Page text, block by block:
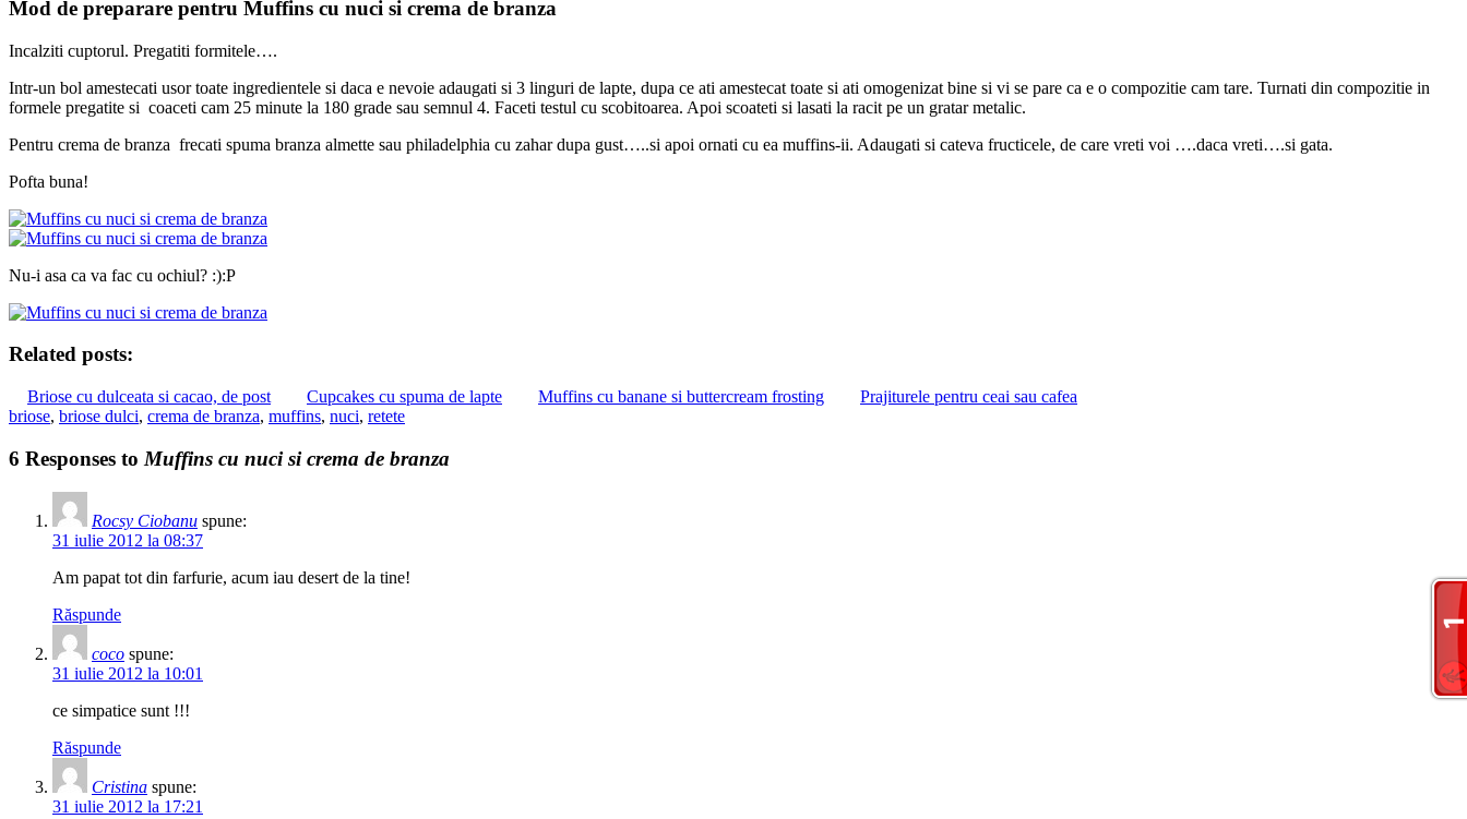
Mod de preparare pentru Muffins cu nuci si crema de branza
Incalziti cuptorul. Pregatiti formitele….
Intr-un bol amestecati usor toate ingredientele si daca e nevoie adaugati si 3 linguri de lapte, dupa ce ati amestecat toate si ati omogenizat bine si vi se pare ca e o compozitie cam tare. Turnati din compozitie in
formele pregatite si coaceti cam 25 minute la 180 grade sau semnul 4. Faceti testul cu scobitoarea. Apoi scoateti si lasati la racit pe un gratar metalic.
Pentru crema de branza frecati spuma branza almette sau philadelphia cu zahar dupa gust…..si apoi ornati cu ea muffins-ii. Adaugati si cateva fructicele, de care vreti voi ….daca vreti….si gata.
Pofta buna!
Nu-i asa ca va fac cu ochiul? :):P
Related posts:
Briose cu dulceata si cacao, de post Cupcakes cu spuma de lapte Muffins cu banane si buttercream frosting
Prajiturele pentru ceai sau cafea
briose, briose dulci, crema de branza, muffins, nuci, retete
6 Responses to Muffins cu nuci si crema de branza
Rocsy Ciobanu spune:
31 iulie 2012 la 08:37
Am papat tot din farfurie, acum iau desert de la tine!
Răspunde
coco spune:
31 iulie 2012 la 10:01
ce simpatice sunt !!!
Răspunde
Cristina spune:
31 iulie 2012 la 17:21